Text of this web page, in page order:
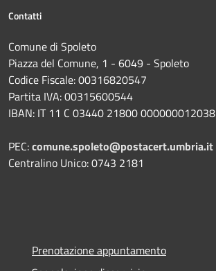
Contatti
Comune di Spoleto
Piazza del Comune, 1 - 6049 - Spoleto
Codice Fiscale: 00316820547
Partita IVA: 00315600544
IBAN: IT 11 C 03440 21800 000000012038
PEC:comune.spoleto@postacert.umbria.it
Centralino Unico: 0743 2181
Prenotazione appuntamento